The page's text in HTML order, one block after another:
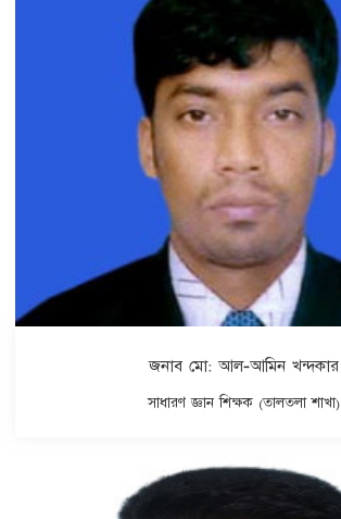
জনাব মো: আল-আমিন খন্দকার
সাধারণ জ্ঞান শিক্ষক (তালতলা শাখা)